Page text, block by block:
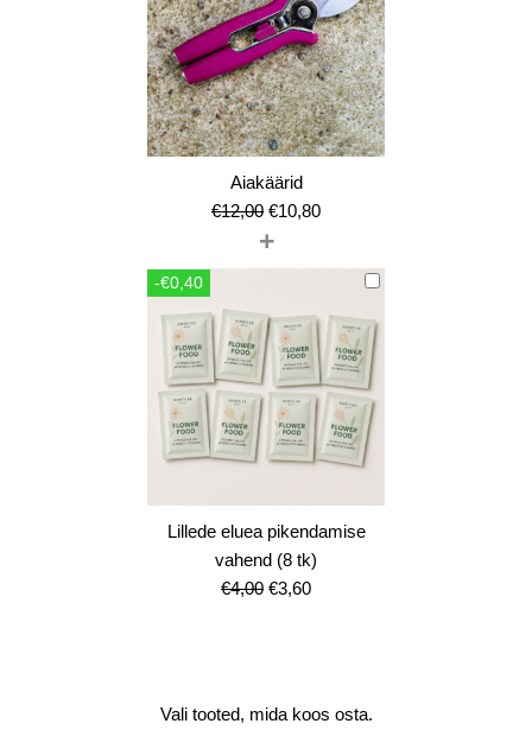
Aiakäärid
€12,00 Algne
hind
oli:
€10,80Current
is:
€10,80.
+
-€0,40
Lillede eluea pikendamise
vahend (8 tk)
€4,00 Algne
€3,60Current
Vali tooted, mida koos osta.